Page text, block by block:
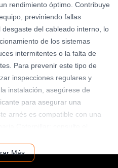
rendimiento óptimo. Contribuye
previniendo fallas
del cableado interno, lo
de los sistemas
intermitentes o la falta de
Para prevenir este tipo de
inspecciones regulares y
instalación, asegúrese de
para asegurar una
arnés es compatible con una
la inspección de los
asegura un óptimo rendimiento
Más